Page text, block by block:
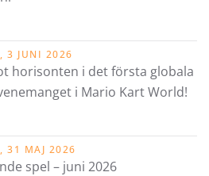
3 JUNI 2026
horisonten i det första globala
i Mario Kart World!
31 MAJ 2026
spel – juni 2026